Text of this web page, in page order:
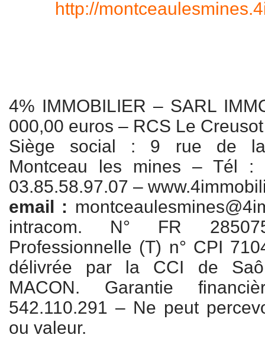
http://
4% IMMOBILIER – SARL
000,00 euros – RCS Le
Siège social : 9 rue de la
Montceau les mines – Tél :
03.85.58.97.07 –
email :
intracom. N° FR
Professionnelle (T) n° CPI
délivrée par la CCI de
MACON. Garantie
542.110.291 – Ne peut
ou valeur.